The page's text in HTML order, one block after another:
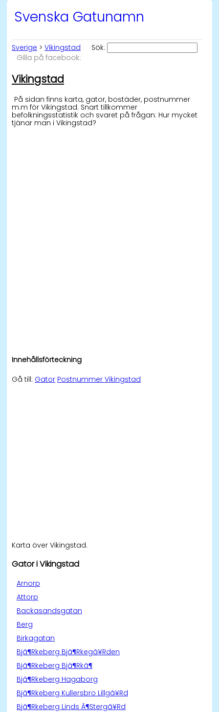
Svenska Gatunamn
Sverige > Vikingstad
Sök:
Gilla på facebook:
Vikingstad
På sidan finns karta, gator, bostäder, postnummer
m.m för Vikingstad. Snart tillkommer
befolkningsstatistik och svaret på frågan: Hur mycket
tjänar man i Vikingstad?
Innehållsförteckning
Gå till: Gator Postnummer Vikingstad
Karta över Vikingstad.
Gator i Vikingstad
Arnorp
Attorp
Backasandsgatan
Berg
Birkagatan
Bjã¶Rkeberg Bjã¶Rkegã¥Rden
Bjã¶Rkeberg Bjã¶Rkã¶
Bjã¶Rkeberg Hagaborg
Bjã¶Rkeberg Kullersbro Lillgã¥Rd
Bjã¶Rkeberg Linds Ã¶Stergã¥Rd